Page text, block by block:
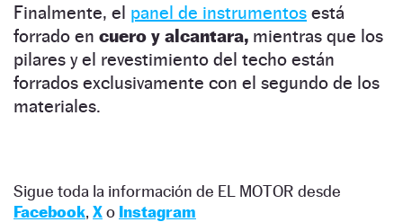
Finalmente, el panel de instrumentos está
forrado en cuero y alcantara, mientras que los
pilares y el revestimiento del techo están
forrados exclusivamente con el segundo de los
materiales.
Sigue toda la información de EL MOTOR desde
Facebook, Xo Instagram